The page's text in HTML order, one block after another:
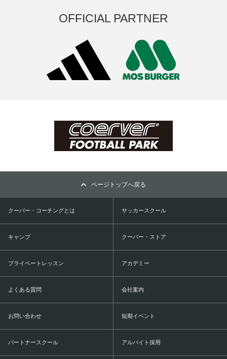
OFFICIAL PARTNER
ページトップへ戻る
クーバー・コーチングとは サッカースクール
キャンプ クーバー・ストア
プライベートレッスン アカデミー
よくある質問 会社案内
お問い合わせ 短期イベント
パートナースクール アルバイト採用